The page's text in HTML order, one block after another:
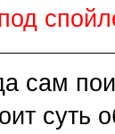
сам
суть